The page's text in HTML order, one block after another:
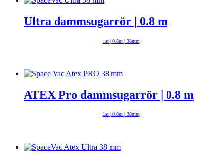
Ultra dammsugarrör | 0.8 m
1st | 0.8m | 38mm
ATEX Pro dammsugarrör | 0.8 m
1st | 0.8m | 38mm